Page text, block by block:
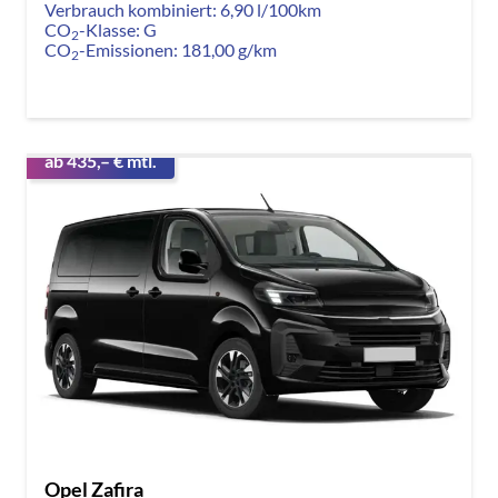
Verbrauch kombiniert: 6,90 l/100km
CO2-Klasse: G
CO2-Emissionen: 181,00 g/km
ab 435,– € mtl.
Opel Zafira